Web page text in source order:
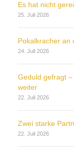
Es hat nicht
25. Juli 2026
Pokalkracher an
24. Juli 2026
Geduld gefragt
weiter
22. Juli 2026
Zwei starke
22. Juli 2026